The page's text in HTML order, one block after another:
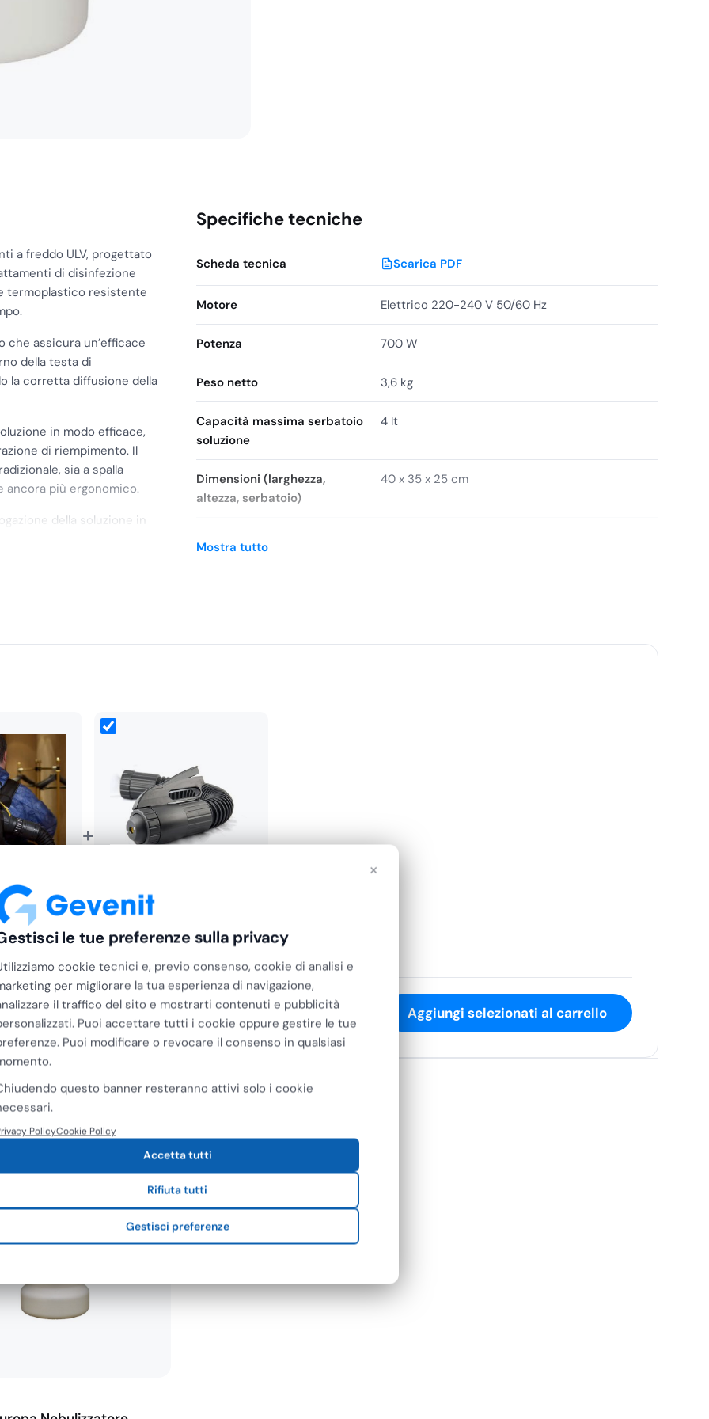
a freddo ULV, progettato
di disinfezione
termoplastico resistente
assicura un’efficace
della testa di
la corretta diffusione della
in modo efficace,
di riempimento. Il
sia a spalla
ancora più ergonomico.
della soluzione in
trattare. Il regolatore di
che può variare
a lungo nell’aria e di
trasporto, Settore
a Freddo
Specifiche tecniche
Scheda tecnica Scarica PDF
Motore Elettrico 220-240 V 50/60 Hz
Potenza 700 W
Peso netto 3,6 kg
Capacità massima serbatoio
soluzione
4 lt
Dimensioni (larghezza,
altezza, serbatoio)
40 x 35 x 25 cm
Mostra tutto
Evo per
Elettrico
230,32Il
prezzo
attuale
è:
€230,32.
+
Prolunga per Nebulo Evo
Nebulizzatore Elettrico per
Trattamenti…
€467,83Il
originale
era:
€467,83.
€ 374,26Il
prezzo
attuale
è:
€374,26.
Aggiungi selezionati al carrello
×
le tue preferenze sulla privacy
cookie tecnici e, previo consenso, cookie di analisi e
per migliorare la tua esperienza di navigazione,
il traffico del sito e mostrarti contenuti e pubblicità
Puoi accettare tutti i cookie oppure gestire le tue
Puoi modificare o revocare il consenso in qualsiasi
questo banner resteranno attivi solo i cookie
PolicyCookie Policy
Accetta tutti
Rifiuta tutti
Gestisci preferenze